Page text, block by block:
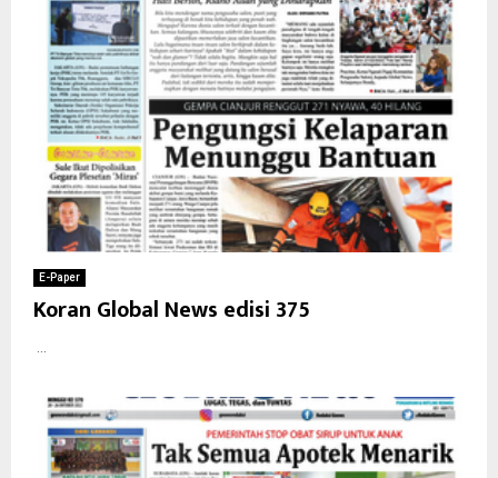
E-Paper
Koran Global News edisi 375